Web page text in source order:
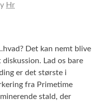
Hr
Det kan nemt blive
Lad os bare
er det største i
fra Primetime
stald, der